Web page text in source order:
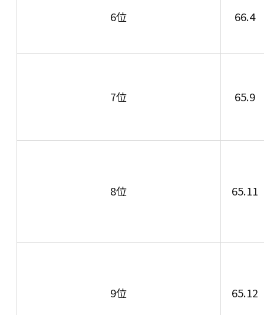
6位 66.4
7位 65.9
8位 65.11
9位 65.12